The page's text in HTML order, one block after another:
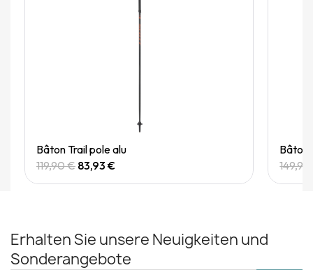
Quick View
Bâton Trail pole alu
119,90 € 83,93 €
Bâton
Erhalten Sie unsere Neuigkeiten und
Sonderangebote